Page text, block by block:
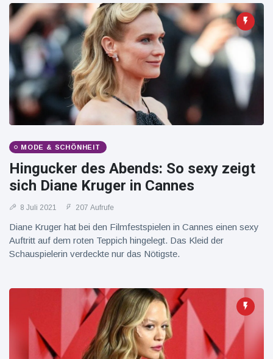
MODE & SCHÖNHEIT
Hingucker des Abends: So sexy zeigt
sich Diane Kruger in Cannes
8 Juli 2021 207 Aufrufe
Diane Kruger hat bei den Filmfestspielen in Cannes einen sexy
Auftritt auf dem roten Teppich hingelegt. Das Kleid der
Schauspielerin verdeckte nur das Nötigste.